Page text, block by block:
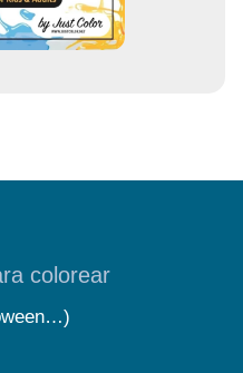
colorear